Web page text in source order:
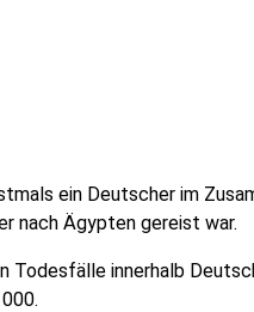
ein Deutscher im
nach Ägypten gereist war.
Todesfälle innerhalb